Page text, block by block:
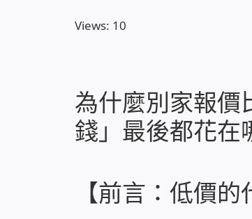
Views: 10
為什麼別家報價
錢」最後都花在
【前言：低價的